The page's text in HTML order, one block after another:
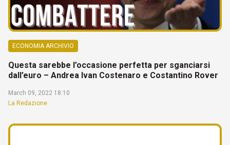
ECONOMIA ARCHIVIO
Questa sarebbe l’occasione perfetta per sganciarsi
dall’euro – Andrea Ivan Costenaro e Costantino Rover
March 09, 2022 18:10
La Redazione